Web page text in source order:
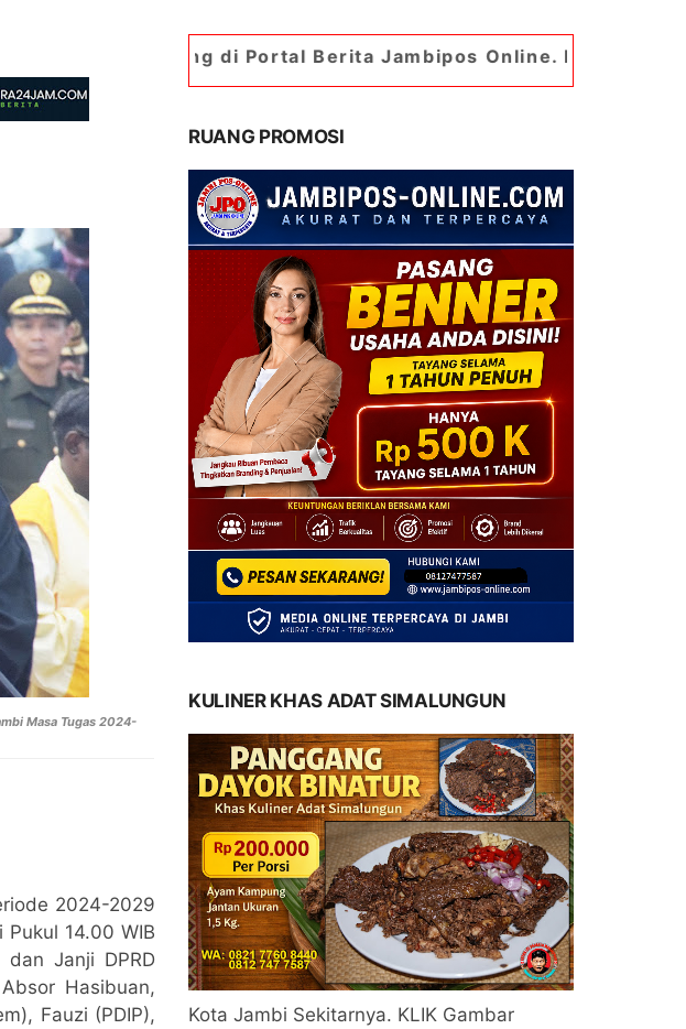
Masa Tugas 2024-
2024-2029
14.00 WIB
dan Janji DPRD
Hasibuan,
Fauzi (PDIP),
Datang di Portal Berita Jambipos Online. Portal Berita Paling
RUANG PROMOSI
KULINER KHAS ADAT SIMALUNGUN
Kota Jambi Sekitarnya. KLIK Gambar